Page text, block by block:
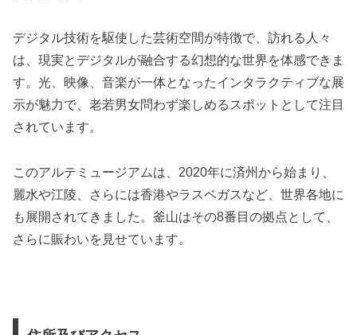
デジタル技術を駆使した芸術空間が特徴で、訪れる人々
は、現実とデジタルが融合する幻想的な世界を体感できま
す。光、映像、音楽が一体となったインタラクティブな展
示が魅力で、老若男女問わず楽しめるスポットとして注目
されています。
このアルテミュージアムは、2020年に済州から始まり、
麗水や江陵、さらには香港やラスベガスなど、世界各地に
も展開されてきました。釜山はその8番目の拠点として、
さらに賑わいを見せています。